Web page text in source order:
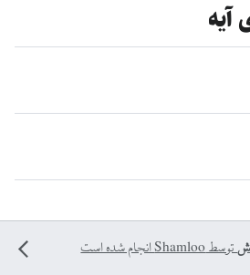
آیه
توسطShamlooانجام شده است